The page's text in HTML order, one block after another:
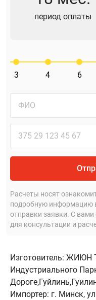
период оплаты
6
4
3
Расчеты носят
подробную информацию
отправки заявки. С
для консультации и
Изготовитель: ЖИЮН
Индустриального
Импортер: г. Минск,